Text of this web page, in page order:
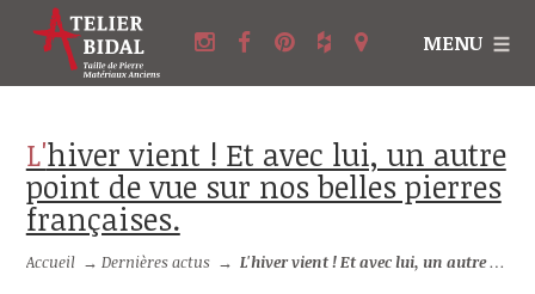
MENU
L'hiver vient ! Et avec lui, un autre
point de vue sur nos belles pierres
françaises.
Accueil → Dernières actus → L'hiver vient ! Et avec lui, un autre point de vue sur nos belles pierres françaises.